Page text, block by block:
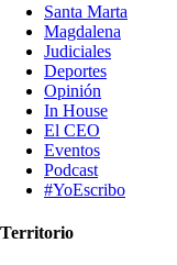
Santa Marta
Magdalena
Judiciales
Deportes
Opinión
In House
El CEO
Eventos
Podcast
#YoEscribo
Territorio